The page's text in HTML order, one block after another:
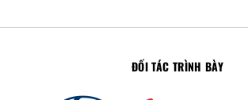
ĐỐI TÁC TRÌNH BÀY